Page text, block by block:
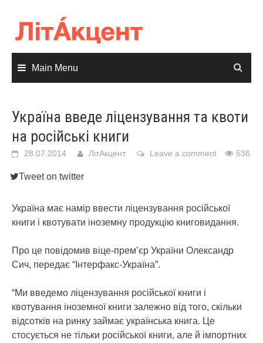
content
Main Menu
Україна введе ліцензування та квоти
на російські книги
28.07.2014 ЛітАкцент Leave a comment 536
Tweet on twitter
Україна має намір ввести ліцензування російської
книги і квотувати іноземну продукцію книговидання.
Про це повідомив віце-прем’єр України Олександр
Сич, передає “Інтерфакс-Україна”.
“Ми введемо ліцензування російської книги і
квотування іноземної книги залежно від того, скільки
відсотків на ринку займає українська книга. Це
стосується не тільки російської книги, але й імпортних